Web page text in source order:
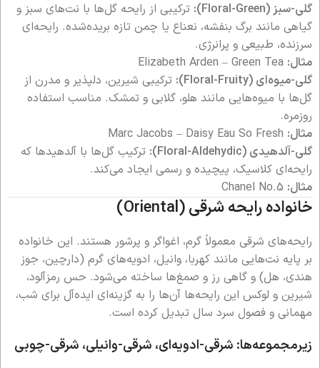
گلی-سبز (Floral-Green):
ترکیبی از رایحه گل‌ها با نت‌های سبز و
گیاهی مانند برگ بنفشه، نعناع یا چمن تازه بریده‌شده. رایحه‌ای
سرزنده، طبیعی و پرانرژی.
مثال:
گلی-میوه‌ای (Floral-Fruity):
ترکیبی شیرین، دلپذیر و مدرن از
گل‌ها با میوه‌هایی مانند هلو، گلابی و تمشک. مناسب استفاده
روزمره.
مثال:
گلی-آلدهیدی (Floral-Aldehydic):
ترکیب گل‌ها با آلدهیدها که
رایحه‌ای کلاسیک، پیچیده و رسمی ایجاد می‌کند.
مثال:
خانواده رایحه شرقی (Oriental)
رایحه‌های شرقی معمولاً گرم، اغواگر و پرشور هستند. این خانواده
بر پایه نت‌هایی مانند کهربا، وانیل، ادویه‌های گرم (دارچین، جوز
هندی، هل) و گاهی رز و صمغ‌ها ساخته می‌شود. حس رمزآلود،
شیرین و لوکس این رایحه‌ها آن‌ها را به گزینه‌ای ایده‌آل برای شب،
مهمانی و فصول سرد سال تبدیل کرده است.
زیرمجموعه‌ها: شرقی-ادویه‌ای، شرقی-وانیلی، شرقی-چوبی